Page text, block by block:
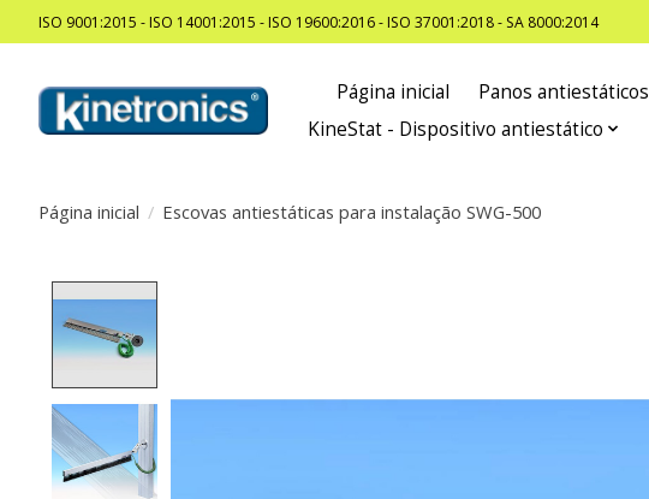
ISO 9001:2015 - ISO 14001:2015 - ISO 19600:2016 - ISO 37001:2018 - SA 8000:2014
Página inicial Panos antiestáticos
KineStat - Dispositivo antiestático
Página inicial / Escovas antiestáticas para instalação SWG-500